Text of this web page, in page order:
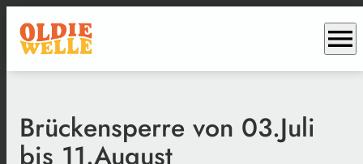
menu
Brückensperre von 03.Juli
bis 11.August